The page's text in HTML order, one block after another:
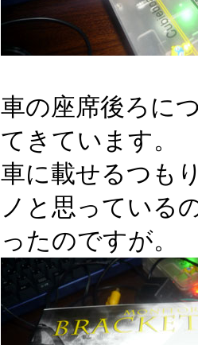
車の座席後ろに
てきています。
車に載せるつも
ノと思っている
ったのですが。